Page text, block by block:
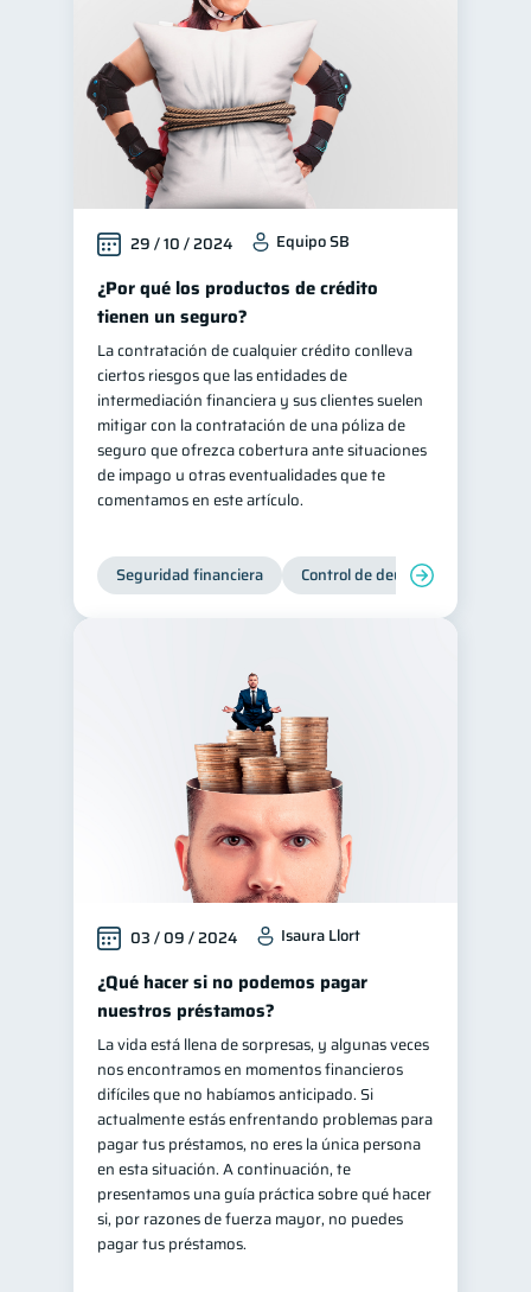
Finanzas en Pareja
Educación Financiera 1
Fraudes 1 Mipymes 1
Información financiera 1
inversiones
Gasto responsable
información financiera
29 / 10 / 2024 Equipo SB
¿Por qué los productos de crédito
tienen un seguro?
La contratación de cualquier crédito conlleva
ciertos riesgos que las entidades de
intermediación financiera y sus clientes suelen
mitigar con la contratación de una póliza de
seguro que ofrezca cobertura ante situaciones
de impago u otras eventualidades que te
comentamos en este artículo.
Seguridad financiera Control de deudas
03 / 09 / 2024 Isaura Llort
¿Qué hacer si no podemos pagar
nuestros préstamos?
La vida está llena de sorpresas, y algunas veces
nos encontramos en momentos financieros
difíciles que no habíamos anticipado. Si
actualmente estás enfrentando problemas para
pagar tus préstamos, no eres la única persona
en esta situación. A continuación, te
presentamos una guía práctica sobre qué hacer
si, por razones de fuerza mayor, no puedes
pagar tus préstamos.